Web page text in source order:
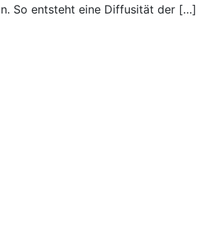
So entsteht eine Diffusität der […]